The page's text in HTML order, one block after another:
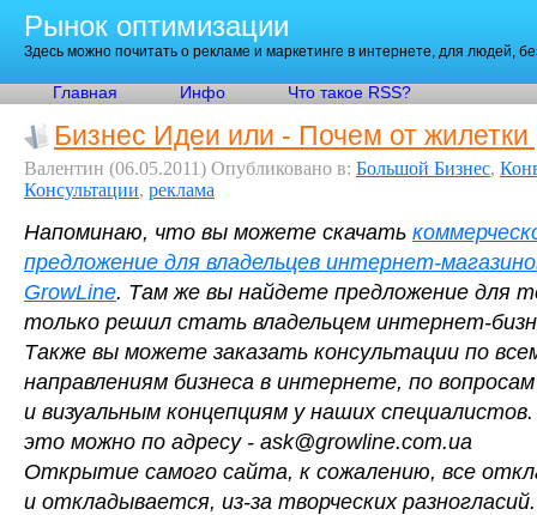
Рынок оптимизации
Здесь можно почитать о рекламе и маркетинге в интернете, для людей,
Главная Инфо Что такое RSS?
Бизнес Идеи или - Почем от жилетки
Валентин (06.05.2011) Опубликовано в: Большой Бизнес,
Консультации, реклама
Напоминаю, что вы можете скачать
предложение для владельцев интернет-
GrowLine. Там же вы найдете предложение для
только решил стать владельцем интернет-
Также вы можете заказать консультации по
направлениям бизнеса в интернете, по
и визуальным концепциям у наших
это можно по адресу - ask@growline.com.ua
Открытие самого сайта, к сожалению, все
и откладывается, из-за творческих